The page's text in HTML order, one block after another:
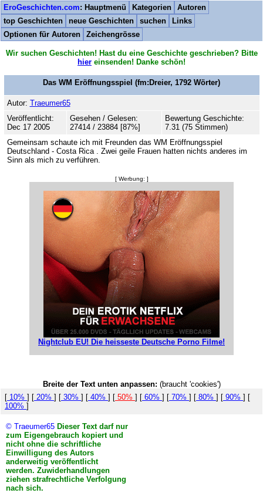
EroGeschichten.com: Hauptmenü Kategorien
Autoren
top Geschichten
neue Geschichten suchen
Links
Optionen für Autoren
Zeichengrösse
Wir suchen Geschichten! Hast du eine Geschichte geschrieben? Bitte
hier einsenden! Danke schön!
Das WM Eröffnungsspiel (fm:Dreier, 1792 Wörter)
Autor: Traeumer65
Veröffentlicht:
Dec 17 2005
Gesehen / Gelesen:
27414 / 23884 [87%]
Bewertung Geschichte:
7.31 (75 Stimmen)
Gemeinsam schaute ich mit Freunden das WM Eröffnungsspiel
Deutschland - Costa Rica . Zwei geile Frauen hatten nichts anderes im
Sinn als mich zu verführen.
[ Werbung: ]
Nightclub EU! Die heisseste Deutsche Porno Filme!
Breite der Text unten anpassen: (braucht 'cookies')
[ 10% ] [ 20% ] [ 30% ] [ 40% ] [ 50% ] [ 60% ] [ 70% ] [ 80% ] [ 90% ] [
100% ]
© Traeumer65 Dieser Text darf nur
zum Eigengebrauch kopiert und
nicht ohne die schriftliche
Einwilligung des Autors
anderweitig veröffentlicht
werden. Zuwiderhandlungen
ziehen strafrechtliche Verfolgung
nach sich.